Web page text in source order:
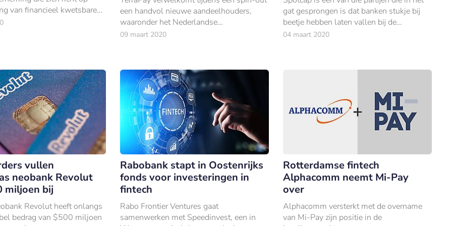
van financieel kwetsbare
een handvol nieuwe aandeelhouders,
waaronder het Nederlandse
investeringsfonds Prime Ventures, het
09 maart 2020
gat gesprongen is dat banken stukje bij
beetje hebben laten vallen bij de
financiering van het midden- en
04 maart 2020
vullen
neobank Revolut
miljoen bij
Revolut heeft onlangs
bedrag van $500 miljoen
Rabobank stapt in Oostenrijks
fonds voor investeringen in
fintech
Rabo Frontier Ventures gaat
samenwerken met Speedinvest, een in
Rotterdamse fintech
Alphacomm neemt Mi-Pay
over
Alphacomm versterkt met de overname
van Mi-Pay zijn positie in de